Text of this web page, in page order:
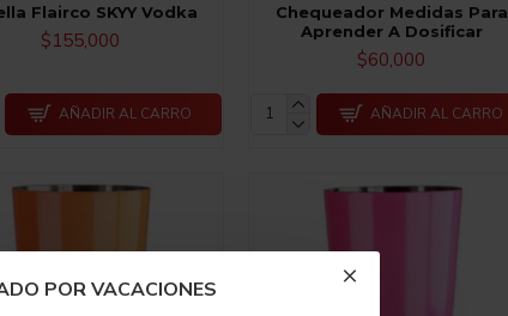
POR VACACIONES
Flairco SKYY Vodka
$155,000
AÑADIR AL CARRO
Chequeador Medidas Para
Aprender A Dosificar
$60,000
AÑADIR AL CARRO